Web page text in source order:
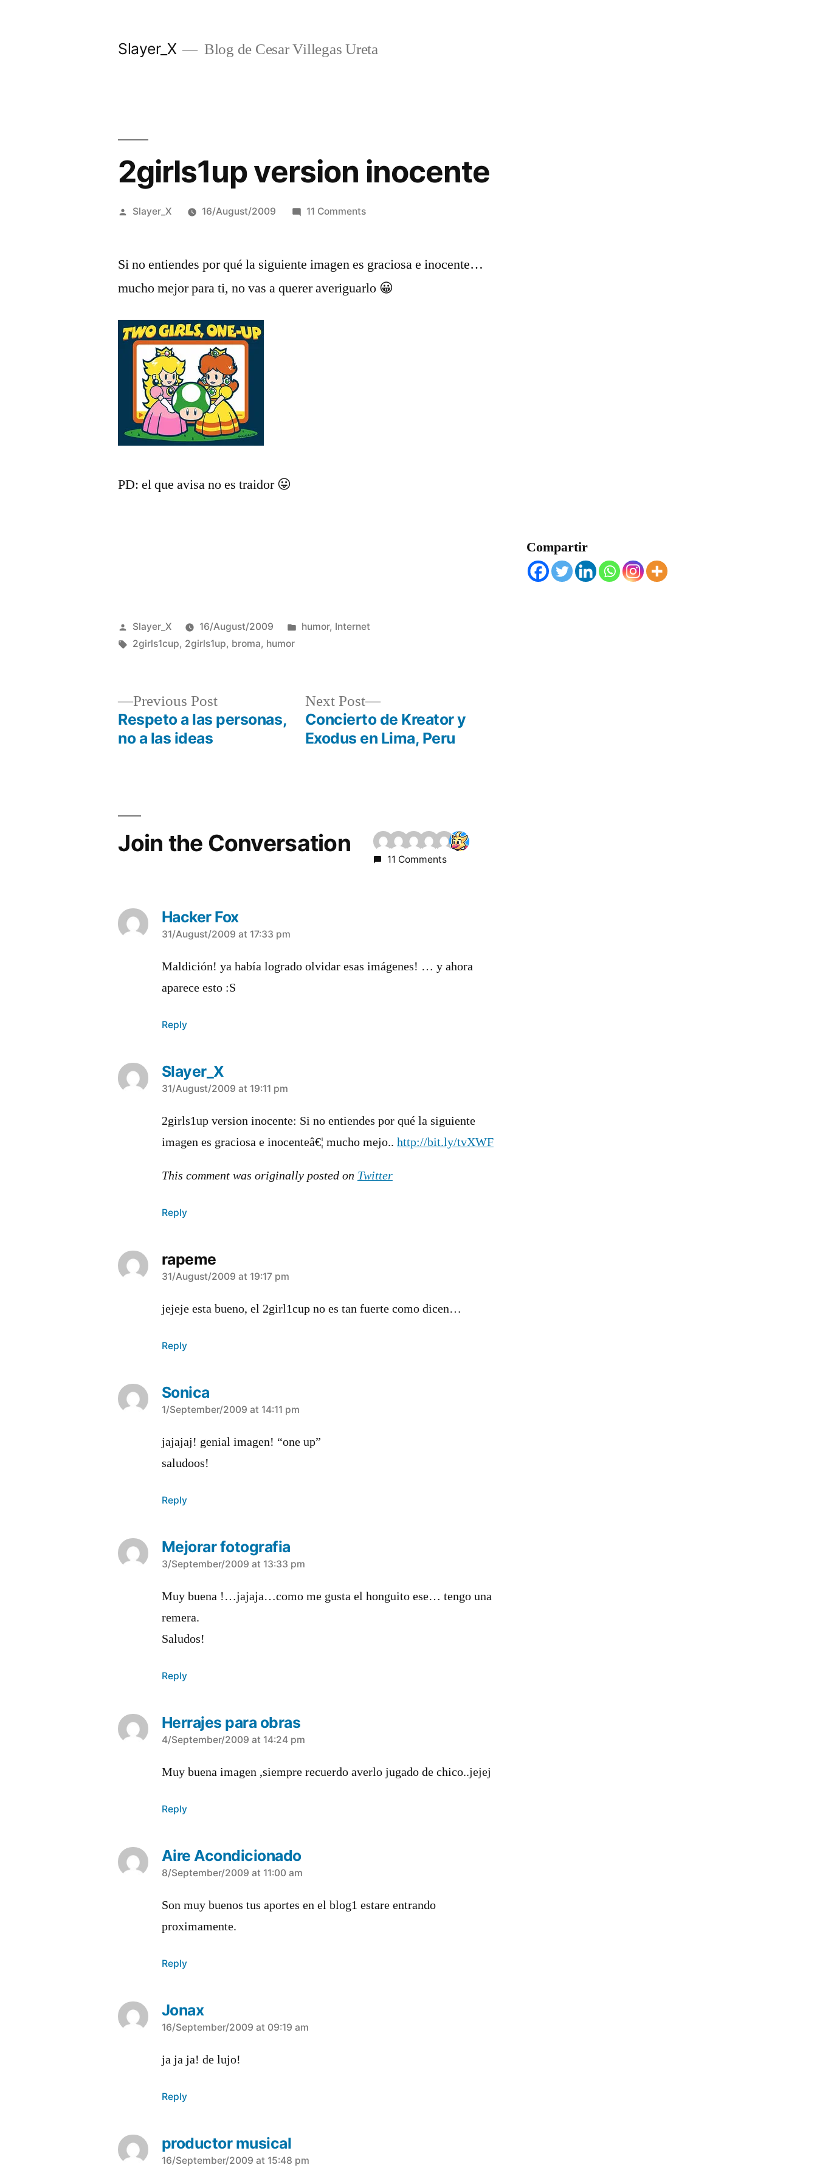
Slayer_X Blog de Cesar Villegas Ureta
2girls1up version inocente
Posted
Slayer_X 16/August/2009 11 Commentson
inocente
Si no entiendes por qué la siguiente imagen es graciosa e inocente…
mucho mejor para ti, no vas a querer averiguarlo 😀
PD: el que avisa no es traidor 😛
Compartir
Posted
by
Slayer_X 16/August/2009
Posted
humor, Internet
Tags:
2girls1cup, 2girls1up, broma, humor
Previous PostPrevious
post:
Respeto a las personas,
no a las ideas
Next Post
Next
post:
Concierto de Kreator y
Exodus en Lima, Peru
Join the Conversation
11 Comments
Hacker Fox
says:
31/August/2009 at 17:33 pm
Maldición! ya habí­a logrado olvidar esas imágenes! … y ahora
aparece esto :S
Reply
Slayer_X
says:
31/August/2009 at 19:11 pm
2girls1up version inocente: Si no entiendes por qué la siguiente
imagen es graciosa e inocenteâ€¦ mucho mejo.. http://bit.ly/tvXWF
This comment was originally posted on Twitter
Reply
rapeme
says:
31/August/2009 at 19:17 pm
jejeje esta bueno, el 2girl1cup no es tan fuerte como dicen…
Reply
Sonica
says:
1/September/2009 at 14:11 pm
jajajaj! genial imagen! “one up”
saludoos!
Reply
Mejorar fotografia
says:
3/September/2009 at 13:33 pm
Muy buena !…jajaja…como me gusta el honguito ese… tengo una
remera.
Saludos!
Reply
Herrajes para obras
says:
4/September/2009 at 14:24 pm
Muy buena imagen ,siempre recuerdo averlo jugado de chico..jejej
Reply
Aire Acondicionado
says:
8/September/2009 at 11:00 am
Son muy buenos tus aportes en el blog1 estare entrando
proximamente.
Reply
Jonax
says:
16/September/2009 at 09:19 am
ja ja ja! de lujo!
Reply
productor musical
says:
16/September/2009 at 15:48 pm